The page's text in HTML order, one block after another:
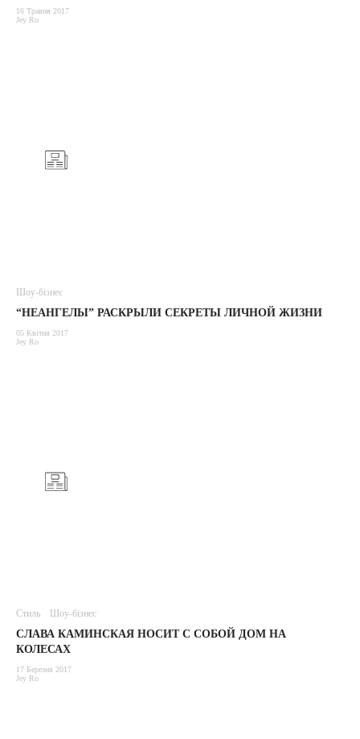
16 Травня 2017
Jey Ro
Шоу-бізнес
“НЕАНГЕЛЫ” РАСКРЫЛИ СЕКРЕТЫ ЛИЧНОЙ ЖИЗНИ
05 Квітня 2017
Jey Ro
Стиль Шоу-бізнес
СЛАВА КАМИНСКАЯ НОСИТ С СОБОЙ ДОМ НА
КОЛЕСАХ
17 Березня 2017
Jey Ro